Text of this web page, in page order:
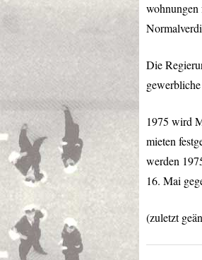
Die
1975 wird
mieten
werden
16. Mai
(zuletzt